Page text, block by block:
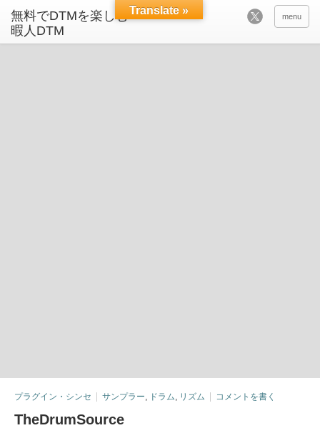
menu
プラグイン・シンセ サンプラー, ドラム, リズム コメントを書く
TheDrumSource
Translate »